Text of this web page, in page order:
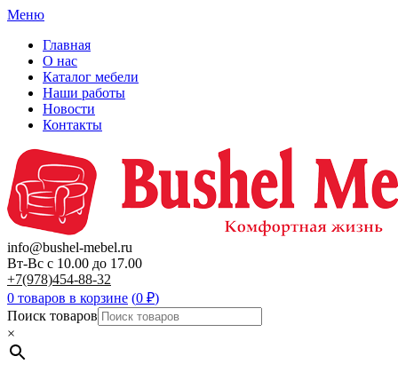
Меню
Главная
О нас
Каталог мебели
Наши работы
Новости
Контакты
info@bushel-mebel.ru
Вт-Вс c 10.00 до 17.00
+7(978)454-88-32
0 товаров в корзине (0 ₽)
Поиск товаров
×